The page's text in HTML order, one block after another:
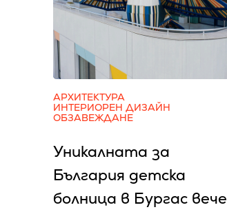
АРХИТЕКТУРА
ИНТЕРИОРЕН ДИЗАЙН
ОБЗАВЕЖДАНЕ
Уникалната за
България детска
болница в Бургас вече